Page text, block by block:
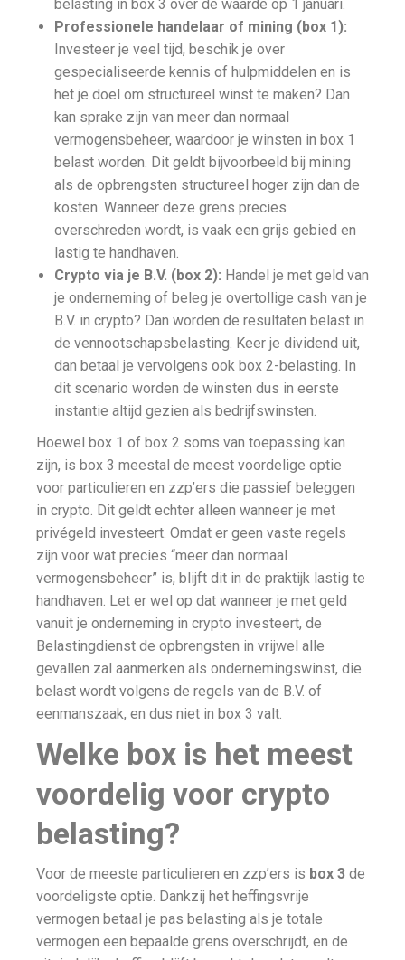
belasting in box 3 over de waarde op 1 januari.
Professionele handelaar of mining (box 1):
Investeer je veel tijd, beschik je over
gespecialiseerde kennis of hulpmiddelen en is
het je doel om structureel winst te maken? Dan
kan sprake zijn van meer dan normaal
vermogensbeheer, waardoor je winsten in box 1
belast worden. Dit geldt bijvoorbeeld bij mining
als de opbrengsten structureel hoger zijn dan de
kosten. Wanneer deze grens precies
overschreden wordt, is vaak een grijs gebied en
lastig te handhaven.
Crypto via je B.V. (box 2): Handel je met geld van
je onderneming of beleg je overtollige cash van je
B.V. in crypto? Dan worden de resultaten belast in
de vennootschapsbelasting. Keer je dividend uit,
dan betaal je vervolgens ook box 2-belasting. In
dit scenario worden de winsten dus in eerste
instantie altijd gezien als bedrijfswinsten.
Hoewel box 1 of box 2 soms van toepassing kan
zijn, is box 3 meestal de meest voordelige optie
voor particulieren en zzp’ers die passief beleggen
in crypto. Dit geldt echter alleen wanneer je met
privégeld investeert. Omdat er geen vaste regels
zijn voor wat precies “meer dan normaal
vermogensbeheer” is, blijft dit in de praktijk lastig te
handhaven. Let er wel op dat wanneer je met geld
vanuit je onderneming in crypto investeert, de
Belastingdienst de opbrengsten in vrijwel alle
gevallen zal aanmerken als ondernemingswinst, die
belast wordt volgens de regels van de B.V. of
eenmanszaak, en dus niet in box 3 valt.
Welke box is het meest
voordelig voor crypto
belasting?
Voor de meeste particulieren en zzp’ers is box 3 de
voordeligste optie. Dankzij het heffingsvrije
vermogen betaal je pas belasting als je totale
vermogen een bepaalde grens overschrijdt, en de